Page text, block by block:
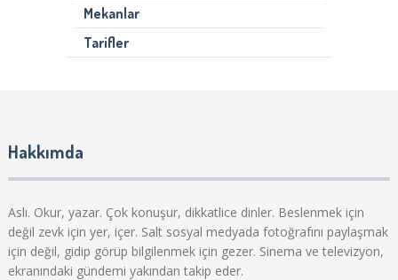
Mekanlar
Tarifler
Hakkımda
Aslı. Okur, yazar. Çok konuşur, dikkatlice dinler. Beslenmek için
değil zevk için yer, içer. Salt sosyal medyada fotoğrafını paylaşmak
için değil, gidip görüp bilgilenmek için gezer. Sinema ve televizyon,
ekranındaki gündemi yakından takip eder.